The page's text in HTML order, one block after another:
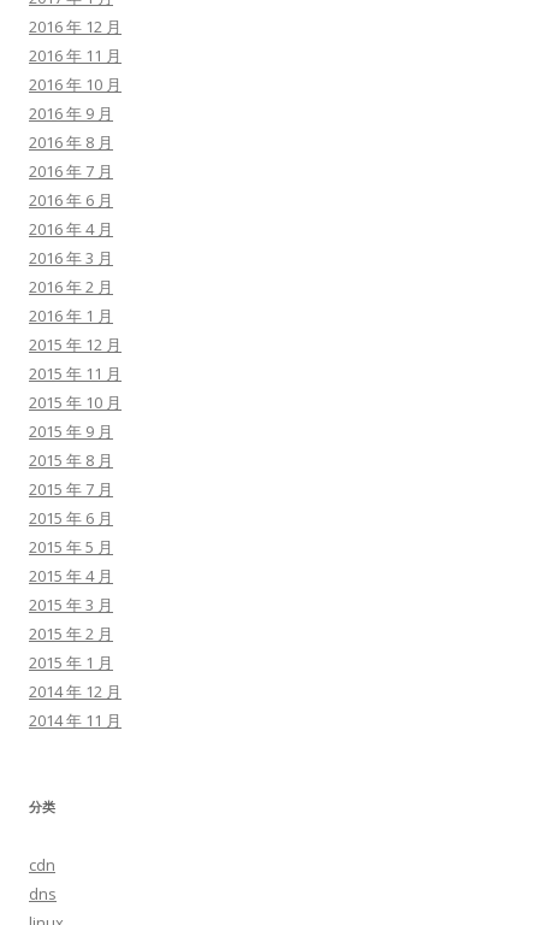
2016 年 12 月
2016 年 11 月
2016 年 10 月
2016 年 9 月
2016 年 8 月
2016 年 7 月
2016 年 6 月
2016 年 4 月
2016 年 3 月
2016 年 2 月
2016 年 1 月
2015 年 12 月
2015 年 11 月
2015 年 10 月
2015 年 9 月
2015 年 8 月
2015 年 7 月
2015 年 6 月
2015 年 5 月
2015 年 4 月
2015 年 3 月
2015 年 2 月
2015 年 1 月
2014 年 12 月
2014 年 11 月
分类
cdn
dns